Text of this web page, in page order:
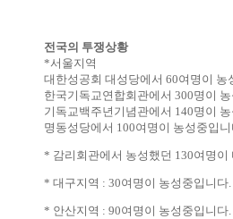
전국의 투쟁상황
*서울지역
대한성공회 대성당에서 60여명이 농
한국기독교연합회관에서 300명이
기독교백주년기념관에서 140명이
명동성당에서 100여명이 농성중입
* 감리회관에서 농성했던 130여명
* 대구지역 : 30여명이 농성중입니다.
* 안산지역 : 90여명이 농성중입니다.